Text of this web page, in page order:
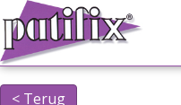
< Terug